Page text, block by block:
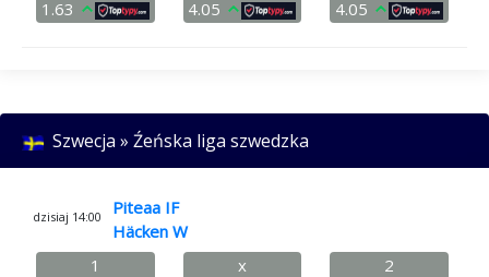
1.63
4.05
4.05
Szwecja » Źeńska liga szwedzka
dzisiaj 14:00
Piteaa IF
Häcken W
1
x
2